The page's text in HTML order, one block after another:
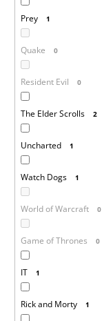
Prey 1
Quake 0
Resident Evil 0
The Elder Scrolls 2
Uncharted 1
Watch Dogs 1
World of Warcraft 0
Game of Thrones 0
IT 1
Rick and Morty 1